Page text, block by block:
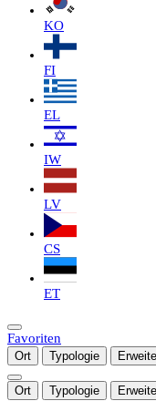
KO
FI
EL
IW
LV
CS
ET
Favoriten
Ort Typologie
Ort Typologie